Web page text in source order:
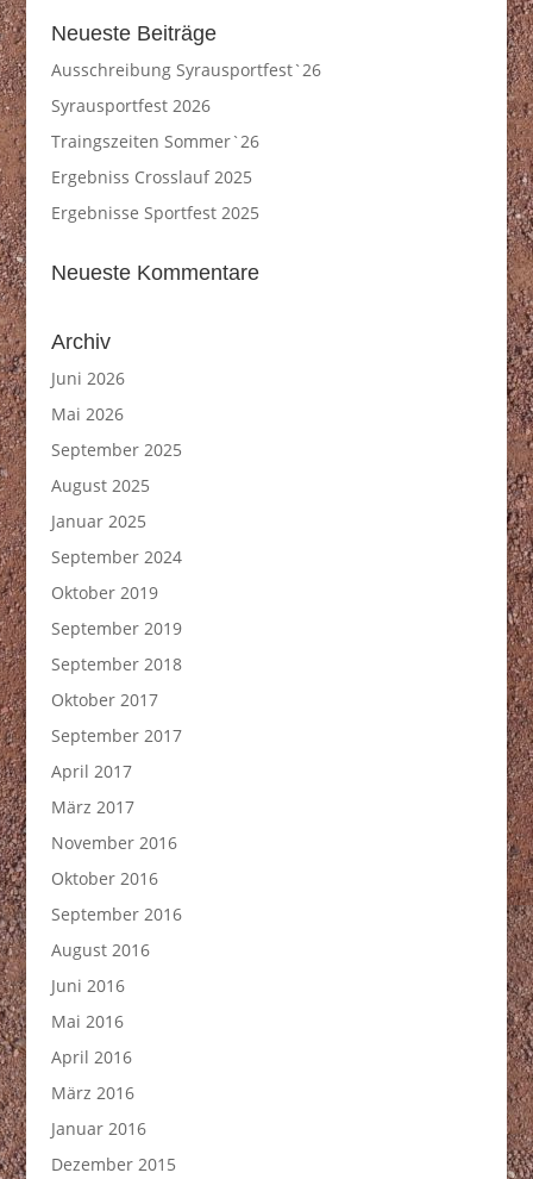
Neueste Beiträge
Ausschreibung Syrausportfest`26
Syrausportfest 2026
Traingszeiten Sommer`26
Ergebniss Crosslauf 2025
Ergebnisse Sportfest 2025
Neueste Kommentare
Archiv
Juni 2026
Mai 2026
September 2025
August 2025
Januar 2025
September 2024
Oktober 2019
September 2019
September 2018
Oktober 2017
September 2017
April 2017
März 2017
November 2016
Oktober 2016
September 2016
August 2016
Juni 2016
Mai 2016
April 2016
März 2016
Januar 2016
Dezember 2015